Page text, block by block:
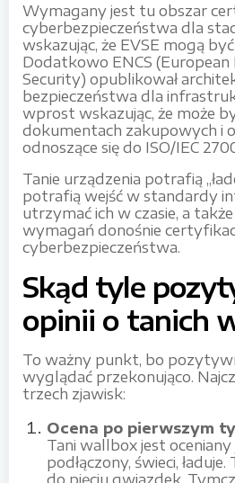
Wymagany jest tu obszar
cyberbezpieczeństwa dla
wskazując, że EVSE mogą
Dodatkowo ENCS
Security) opublikował
bezpieczeństwa dla
wprost wskazując, że może
dokumentach zakupowych i
odnoszące się do ISO/IEC
Tanie urządzenia potrafią
potrafią wejść w standardy
utrzymać ich w czasie, a także
wymagań donośnie
cyberbezpieczeństwa.
Skąd tyle
opinii o tanich
To ważny punkt, bo
wyglądać przekonująco.
trzech zjawisk:
Ocena po pierwszym
Tani wallbox jest
podłączony, świeci,
do pięciu gwiazdek.